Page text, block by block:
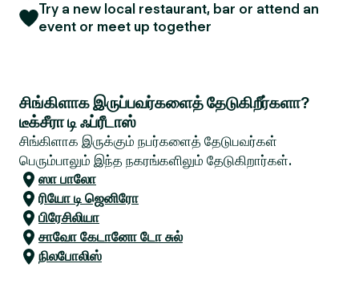
Try a new local restaurant, bar or attend an
event or meet up together
சிங்கிளாக இருப்பவர்களைத் தேடுகிறீர்களா?
டீக்சீரா டி ஃப்ரீடாஸ்
சிங்கிளாக இருக்கும் நபர்களைத் தேடுபவர்கள்
பெரும்பாலும் இந்த நகரங்களிலும் தேடுகிறார்கள்.
ஸா பாலோ
ரியோ டி ஜெனிரோ
பிரேசிலியா
சாவோ கேடானோ டோ சுல்
நிலபோலிஸ்